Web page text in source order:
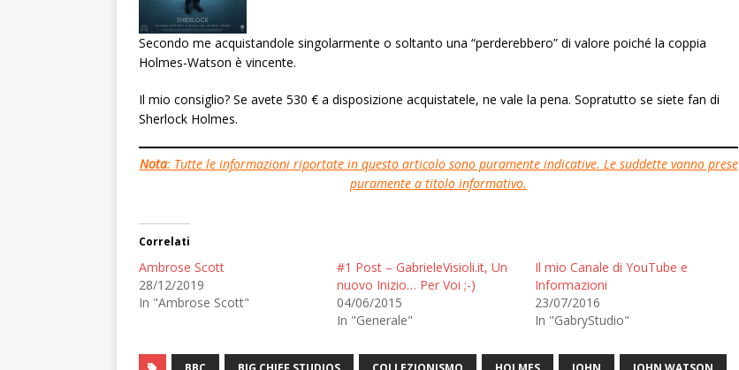
Secondo me acquistandole singolarmente o soltanto una “perderebbero” di valore poiché la coppia
Holmes-Watson è vincente.
Il mio consiglio? Se avete 530 € a disposizione acquistatele, ne vale la pena. Sopratutto se siete fan di
Sherlock Holmes.
Nota: Tutte le informazioni riportate in questo articolo sono puramente indicative. Le suddette vanno prese
puramente a titolo informativo.
Correlati
Ambrose Scott
28/12/2019
In "Ambrose Scott"
#1 Post – GabrieleVisioli.it, Un
nuovo Inizio… Per Voi ;-)
04/06/2015
In "Generale"
Il mio Canale di YouTube e
Informazioni
23/07/2016
In "GabryStudio"